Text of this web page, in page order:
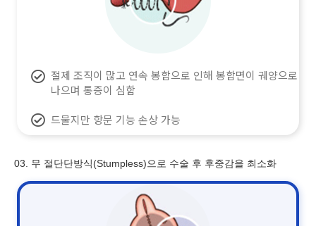
절제 조직이 많고 연속 봉합으로 인해 봉합면이 궤양으로
나으며 통증이 심함
드물지만 항문 기능 손상 가능
03. 무 절단단방식(Stumpless)으로 수술 후 후중감을 최소화